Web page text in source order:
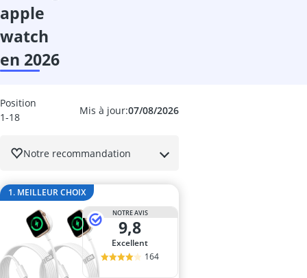
apple
watch
en 2026
Mis à jour:07/08/2026
Position
1-18
Notre recommandation
1. MEILLEUR CHOIX
NOTRE AVIS
9,8
Excellent
164